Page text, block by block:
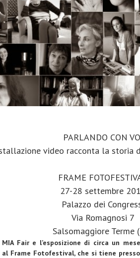
PARLANDO CON
video racconta la
FRAME
27-28 settembre
Palazzo dei
Via Romagnosi 7
Salsomaggiore Terme
Fair e l’esposizione di circa un
al Frame Fotofestival, che si tiene